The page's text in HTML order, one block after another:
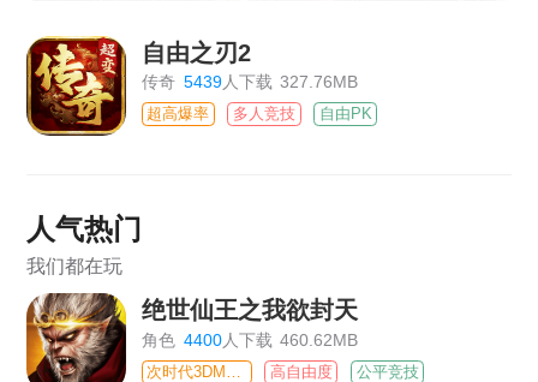
自由之刃2
传奇 5439人下载 327.76MB
超高爆率 多人竞技 自由PK
人气热门
我们都在玩
绝世仙王之我欲封天
角色 4400人下载 460.62MB
高自由度 公平竞技